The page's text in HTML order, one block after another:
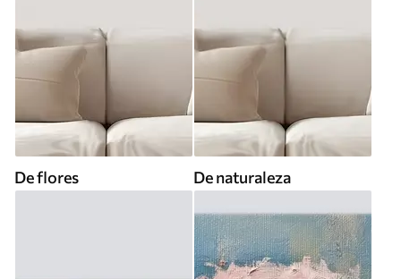
De flores De naturaleza